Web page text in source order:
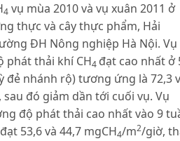
4 vụ mùa 2010 và vụ xuân 2011 ở
thực và cây thực phẩm, Hải
ĐH Nông nghiệp Hà Nội. Vụ
phát thải khí CH4 đạt cao nhất ở
đẻ nhánh rộ) tương ứng là 72,3
sau đó giảm dần tới cuối vụ. Vụ
độ phát thải cao nhất vào 9
53,6 và 44,7 mgCH4/m2/giờ,